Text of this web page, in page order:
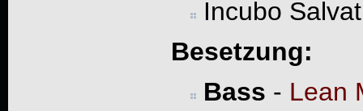
Incubo
Besetzung:
Bass - Lean